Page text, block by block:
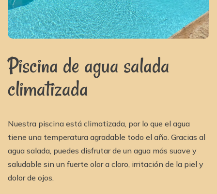
Piscina de agua salada
climatizada
Nuestra piscina está climatizada, por lo que el agua
tiene una temperatura agradable todo el año. Gracias al
agua salada, puedes disfrutar de un agua más suave y
saludable sin un fuerte olor a cloro, irritación de la piel y
dolor de ojos.